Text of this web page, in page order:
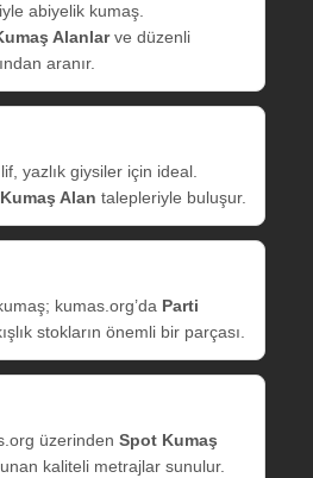
abiyelik kumaş.
Alanlarve düzenli
aranır.
yazlık giysiler için ideal.
Alan talepleriyle buluşur.
kumas.org’da Parti
stokların önemli bir parçası.
üzerinden Spot Kumaş
kaliteli metrajlar sunulur.